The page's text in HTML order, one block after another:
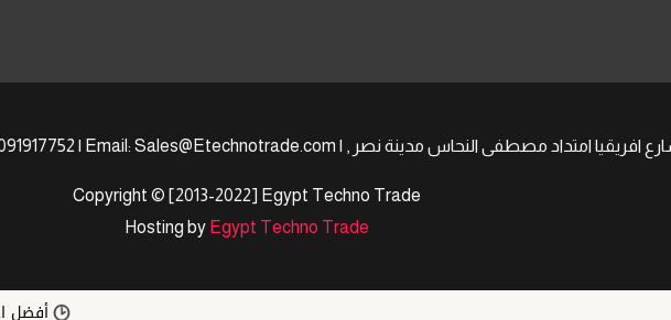
Copyright © [2013-2022] Egypt Techno Trade
Hosting by Egypt Techno Trade
أفضل